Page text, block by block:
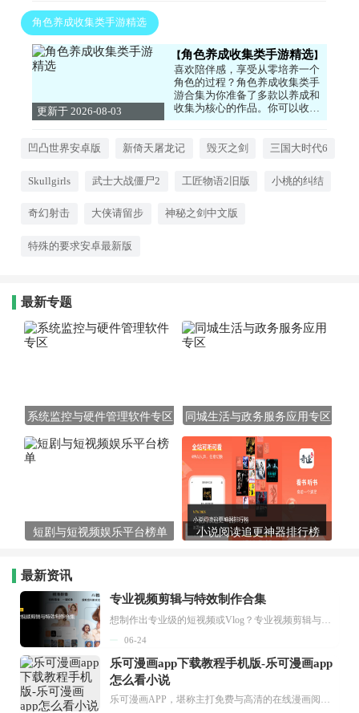
角色养成收集类手游精选
更新于 2026-08-03
角色养成收集类手游精选
喜欢陪伴感，享受从零培养一个
角色的过程？角色养成收集类手
游合集为你准备了多款以养成和
收集为核心的作品。你可以收养
可爱的猫咪，与兽耳少年少女建
组建队伍。游戏的重点在于日常
无可替代。画风精美，剧情温
体验的玩家。
凹凸世界安卓版 新倚天屠龙记 毁灭之剑 三国大时代6
Skullgirls 武士大战僵尸2 工匠物语2旧版 小桃的纠结
奇幻射击 大侠请留步 神秘之剑中文版
特殊的要求安卓最新版
最新专题
系统监控与硬件管理软件专区 同城生活与政务服务应用专区
短剧与短视频娱乐平台榜单 小说阅读追更神器排行榜
最新资讯
专业视频剪辑与特效制作合集
06-24
乐可漫画app下载教程手机版-乐可漫画app
怎么看小说
乐可漫画APP，堪称主打免费与高清的在线漫画阅读神器。其官方版提供海量完整版漫画资源，无论是国内漫画，还是日漫、韩漫、台漫、美漫等国外漫画，应有尽有，随时供你阅读。只需轻点一下，便能直接进入阅读界面。不仅如此，乐可漫画最新版本更新速度极快，在这里，你总能抢先看到全网一手漫画章节内容！...